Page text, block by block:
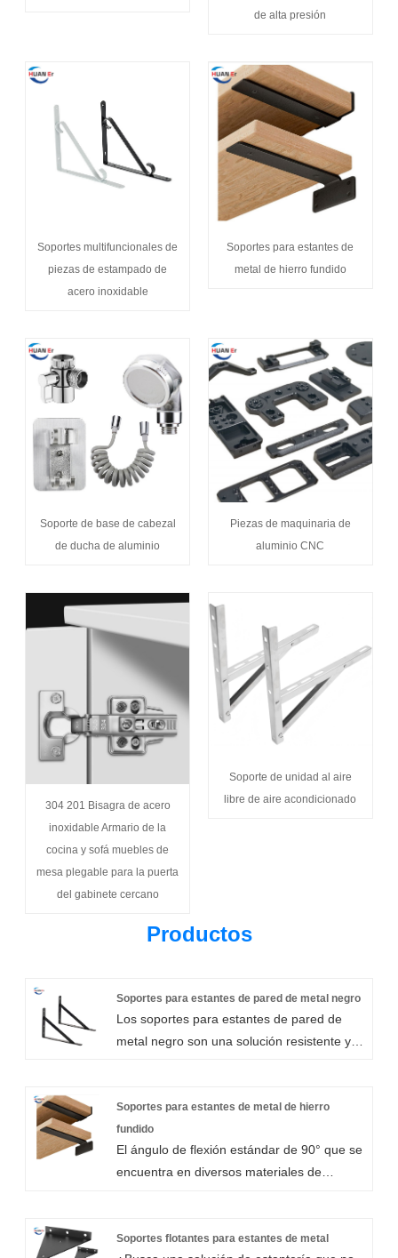
de alta presión
Soportes multifuncionales de
piezas de estampado de
acero inoxidable
Soportes para estantes de
metal de hierro fundido
Soporte de base de cabezal
de ducha de aluminio
Piezas de maquinaria de
aluminio CNC
304 201 Bisagra de acero
inoxidable Armario de la
cocina y sofá muebles de
mesa plegable para la puerta
del gabinete cercano
Soporte de unidad al aire
libre de aire acondicionado
Productos
Soportes para estantes de pared de metal negro
Los soportes para estantes de pared de
metal negro son una solución resistente y
construcción duradera y diseño robusto,
puede soportar el peso incluso de los
artículos más pesados ​​manteniendo su
integridad estructural. El recubrimiento en
también brinda protección adicional contra
Soportes para estantes de metal de hierro
fundido
El ángulo de flexión estándar de 90° que se
encuentra en diversos materiales de
y resistencia óptimas a la flexión. Los
Soportes flotantes para estantes de metal